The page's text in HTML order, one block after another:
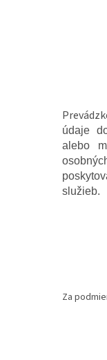
údaje
alebo
služieb.
Za